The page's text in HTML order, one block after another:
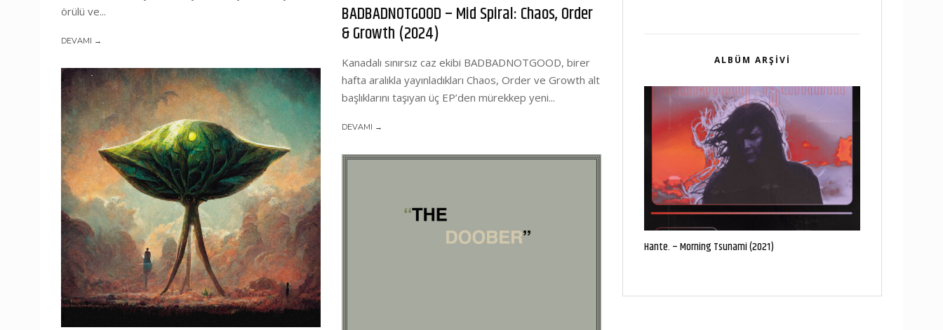
örülü ve...
DEVAMI →
BADBADNOTGOOD – Mid Spiral: Chaos, Order
& Growth (2024)
Kanadalı sınırsız caz ekibi BADBADNOTGOOD, birer
hafta aralıkla yayınladıkları Chaos, Order ve Growth alt
başlıklarını taşıyan üç EP’den mürekkep yeni...
DEVAMI →
ALBÜM ARŞIVI
Hante. – Morning Tsunami (2021)